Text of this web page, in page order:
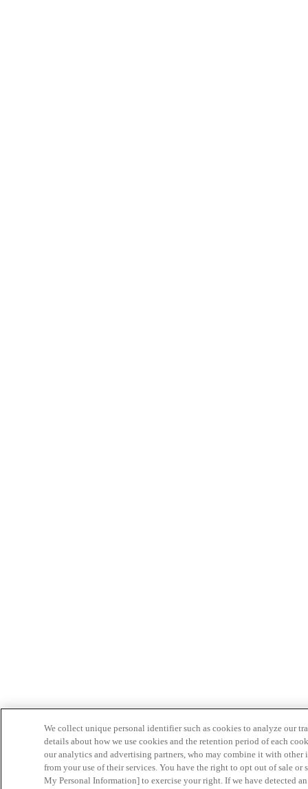
We collect unique personal identifier such as cookies to analyze our
details about how we use cookies and the retention period of each
our analytics and advertising partners, who may combine it with
from your use of their services. You have the right to opt out of sale
My Personal Information] to exercise your right. If we have detected